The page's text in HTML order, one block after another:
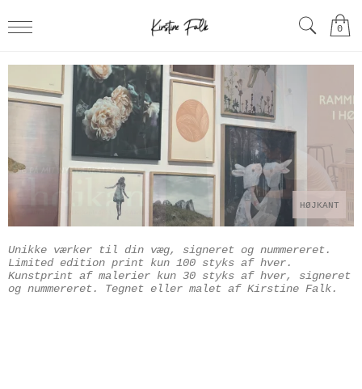
0
HØJKANT
Unikke værker til din væg, signeret og nummereret.
Limited edition print kun 100 styks af hver.
Kunstprint af malerier kun 30 styks af hver, signeret
og nummereret. Tegnet eller malet af Kirstine Falk.